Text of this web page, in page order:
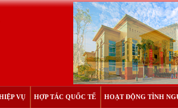
VỤ HỢP TÁC QUỐC TẾ HOẠT ĐỘNG TÌNH